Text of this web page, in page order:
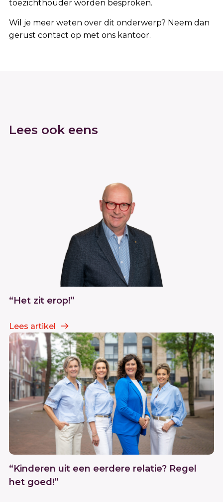
toezichthouder worden besproken.
Wil je meer weten over dit onderwerp? Neem dan
gerust contact op met ons kantoor.
Lees ook eens
“Het zit erop!”
Lees artikel
“Kinderen uit een eerdere relatie? Regel
het goed!”